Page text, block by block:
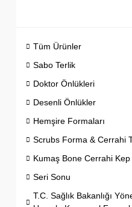
Tüm Ürünler
Sabo Terlik
Doktor Önlükleri
Desenli Önlükler
Hemşire Formaları
Scrubs Forma & Cerrahi
Kumaş Bone Cerrahi
Seri Sonu
T.C. Sağlık Bakanlığı